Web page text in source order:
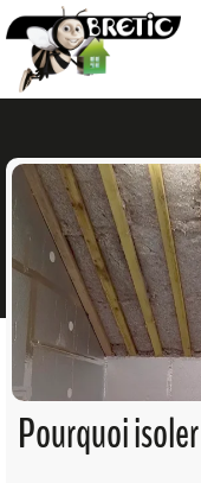
Pourquoi